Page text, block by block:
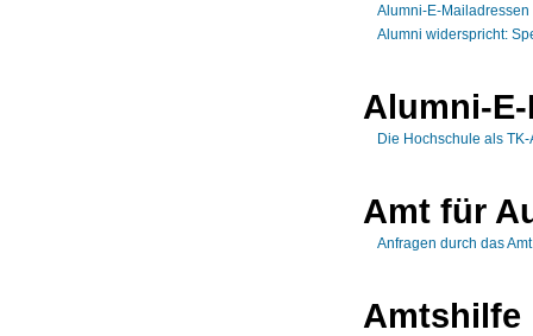
Alumni-E-
Alumni widerspricht:
Alumni-
Die Hochschule als
Amt für
Anfragen durch das
Amtshilfe